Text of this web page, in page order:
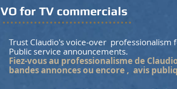
VO for TV commercials
Trust Claudio's voice-over professionalism
Public service announcements.
Fiez-vous au professionalisme de
bandes annonces ou encore , avis